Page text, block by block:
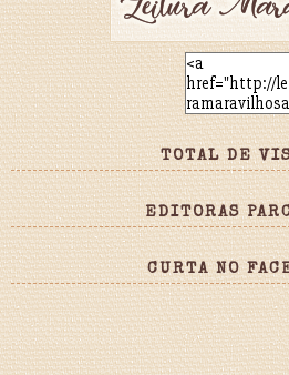
TOTAL DE
EDITORAS
CURTA NO